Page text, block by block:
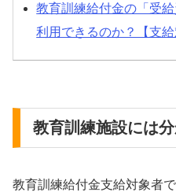
教育訓練給付金の「受
利用できるのか？【支給
教育訓練施設には
教育訓練給付金支給対象者